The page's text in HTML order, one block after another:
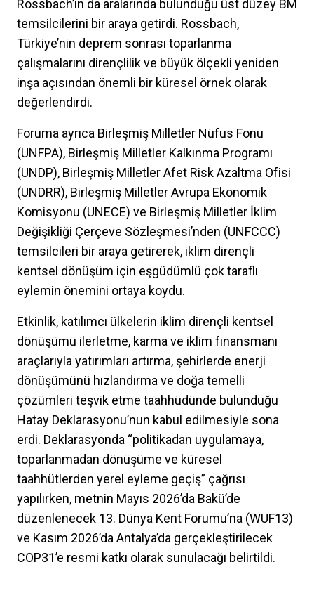
Rossbach’ın da aralarında bulunduğu üst düzey BM
temsilcilerini bir araya getirdi. Rossbach,
Türkiye’nin deprem sonrası toparlanma
çalışmalarını dirençlilik ve büyük ölçekli yeniden
inşa açısından önemli bir küresel örnek olarak
değerlendirdi.
Foruma ayrıca Birleşmiş Milletler Nüfus Fonu
(UNFPA), Birleşmiş Milletler Kalkınma Programı
(UNDP), Birleşmiş Milletler Afet Risk Azaltma Ofisi
(UNDRR), Birleşmiş Milletler Avrupa Ekonomik
Komisyonu (UNECE) ve Birleşmiş Milletler İklim
Değişikliği Çerçeve Sözleşmesi’nden (UNFCCC)
temsilcileri bir araya getirerek, iklim dirençli
kentsel dönüşüm için eşgüdümlü çok taraflı
eylemin önemini ortaya koydu.
Etkinlik, katılımcı ülkelerin iklim dirençli kentsel
dönüşümü ilerletme, karma ve iklim finansmanı
araçlarıyla yatırımları artırma, şehirlerde enerji
dönüşümünü hızlandırma ve doğa temelli
çözümleri teşvik etme taahhüdünde bulunduğu
Hatay Deklarasyonu’nun kabul edilmesiyle sona
erdi. Deklarasyonda “politikadan uygulamaya,
toparlanmadan dönüşüme ve küresel
taahhütlerden yerel eyleme geçiş” çağrısı
yapılırken, metnin Mayıs 2026’da Bakü’de
düzenlenecek 13. Dünya Kent Forumu’na (WUF13)
ve Kasım 2026’da Antalya’da gerçekleştirilecek
COP31’e resmi katkı olarak sunulacağı belirtildi.